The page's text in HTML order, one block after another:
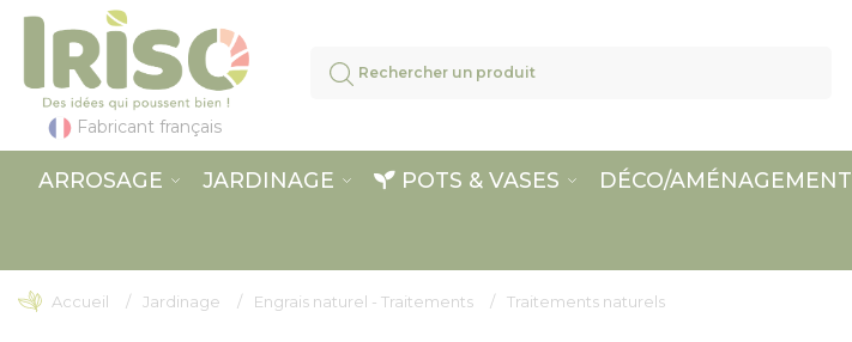
Fabricant français
ARROSAGE JARDINAGE POTS & VASES DÉCO/AMÉNAGEMENT
Accueil Jardinage Engrais naturel - Traitements Traitements naturels
Panneau de gestion des cookies